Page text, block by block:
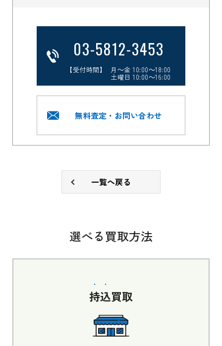
03-5812-3453
【受付時間】 月～金 10:00～18:00
土曜日 10:00～16:00
無料査定・お問い合わせ
一覧へ戻る
選べる買取方法
持込買取